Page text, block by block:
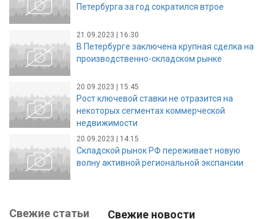
Петербурга за год сократился втрое
21.09.2023 | 16:30
В Петербурге заключена крупная сделка на
производственно-складском рынке
20.09.2023 | 15:45
Рост ключевой ставки не отразится на
некоторых сегментах коммерческой
недвижимости
20.09.2023 | 14:15
Складской рынок РФ переживает новую
волну активной региональной экспансии
Свежие статьи Свежие новости